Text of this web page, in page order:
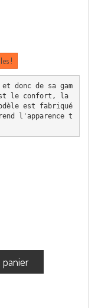
!
donc de sa gam
est le confort, la
est fabriqué
l'apparence t
panier